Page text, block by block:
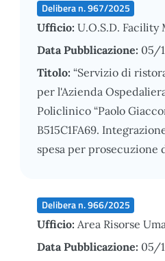
Delibera n. 967/2025
Ufficio: U.O.S.D. Facility
Data Pubblicazione: 05/
Titolo: “Servizio di
per l'Azienda
Policlinico “Paolo
B515C1FA69.
spesa per prosecuzione
Delibera n. 966/2025
Ufficio: Area Risorse
Data Pubblicazione: 05/